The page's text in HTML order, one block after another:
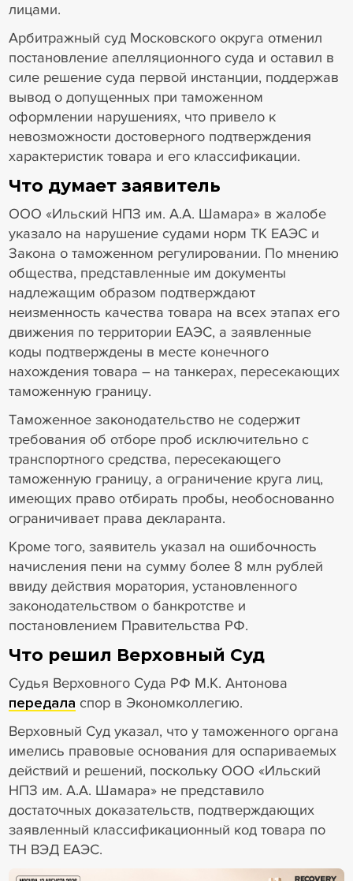
лицами.
Арбитражный суд Московского округа отменил
постановление апелляционного суда и оставил в
силе решение суда первой инстанции, поддержав
вывод о допущенных при таможенном
оформлении нарушениях, что привело к
невозможности достоверного подтверждения
характеристик товара и его классификации.
Что думает заявитель
ООО «Ильский НПЗ им. А.А. Шамара» в жалобе
указало на нарушение судами норм ТК ЕАЭС и
Закона о таможенном регулировании. По мнению
общества, представленные им документы
надлежащим образом подтверждают
неизменность качества товара на всех этапах его
движения по территории ЕАЭС, а заявленные
коды подтверждены в месте конечного
нахождения товара – на танкерах, пересекающих
таможенную границу.
Таможенное законодательство не содержит
требования об отборе проб исключительно с
транспортного средства, пересекающего
таможенную границу, а ограничение круга лиц,
имеющих право отбирать пробы, необоснованно
ограничивает права декларанта.
Кроме того, заявитель указал на ошибочность
начисления пени на сумму более 8 млн рублей
ввиду действия моратория, установленного
законодательством о банкротстве и
постановлением Правительства РФ.
Что решил Верховный Суд
Судья Верховного Суда РФ М.К. Антонова
передала спор в Экономколлегию.
Верховный Суд указал, что у таможенного органа
имелись правовые основания для оспариваемых
действий и решений, поскольку ООО «Ильский
НПЗ им. А.А. Шамара» не представило
достаточных доказательств, подтверждающих
заявленный классификационный код товара по
ТН ВЭД ЕАЭС.